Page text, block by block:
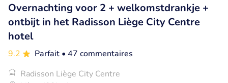
Overnachting voor 2 + welkomstdrankje +
ontbijt in het Radisson Liège City Centre
hotel
9.2 Parfait • 47 commentaires
Radisson Liège City Centre